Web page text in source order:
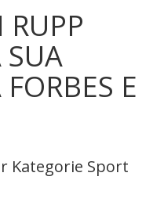
SUA
E
Kategorie Sport